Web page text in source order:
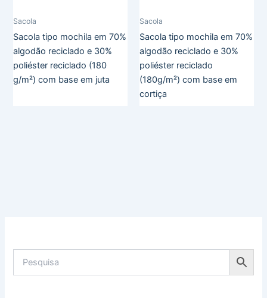
Sacola
Sacola tipo mochila em 70%
algodão reciclado e 30%
poliéster reciclado (180
g/m²) com base em juta
Sacola
Sacola tipo mochila em 70%
algodão reciclado e 30%
poliéster reciclado
(180g/m²) com base em
cortiça